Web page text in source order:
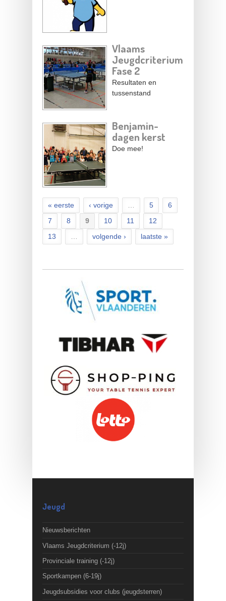
Vlaams
Jeugdcriterium
Fase 2
Resultaten en
tussenstand
Benjamin-
dagen kerst
Doe mee!
« eerste ‹ vorige … 5
6
7
8 9 10 11
12
13
… volgende › laatste »
Jeugd
Nieuwsberichten
Vlaams Jeugdcriterium (-12j)
Provinciale training (-12j)
Sportkampen (6-19j)
Jeugdsubsidies voor clubs (jeugdsterren)